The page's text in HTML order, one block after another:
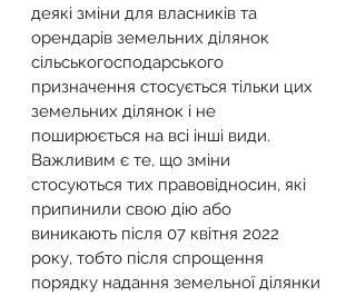
деякі зміни для власників та
орендарів земельних ділянок
сільськогосподарського
призначення стосується тільки цих
земельних ділянок і не
поширюється на всі інші види.
Важливим є те, що зміни
стосуються тих правовідносин, які
припинили свою дію або
виникають після 07 квітня 2022
року, тобто після спрощення
порядку надання земельної ділянки